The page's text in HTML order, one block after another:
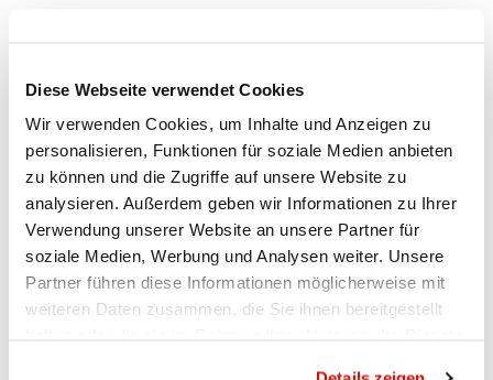
Diese Webseite verwendet Cookies
Wir verwenden Cookies, um Inhalte und Anzeigen zu
personalisieren, Funktionen für soziale Medien anbieten
zu können und die Zugriffe auf unsere Website zu
analysieren. Außerdem geben wir Informationen zu Ihrer
Verwendung unserer Website an unsere Partner für
soziale Medien, Werbung und Analysen weiter. Unsere
Partner führen diese Informationen möglicherweise mit
weiteren Daten zusammen, die Sie ihnen bereitgestellt
sie sowohl im Backoffice wie auch am Schalter tätig. Ende
stand dann aber die vergangen zwei Monate für eine
Stellvertretung in Oberegg nochmals im Einsatz.
Die Geschäftsleitung und alle Mitarbeitenden danken Bubu
Corozza für ihren grossen und unermüdlichen Einsatz für
die Appenzeller Kantonalbank und wünschen viele schöne
Momente im kommenden Lebensabschnitt.